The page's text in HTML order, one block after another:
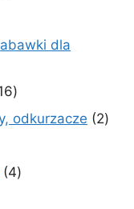
dla
16
produktów
odkurzacze 22
44